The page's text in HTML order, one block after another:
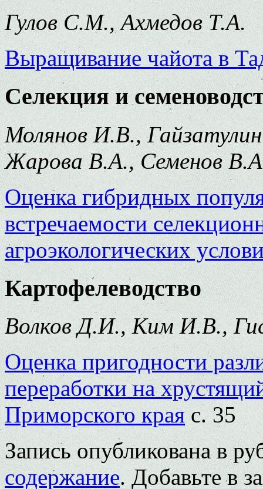
Гулов С.М., Ахмедов Т.А.
Выращивание чайота в
Селекция и
Молянов И.В.,
Жарова В.А., Семенов
Оценка гибридных
встречаемости
агроэкологических
Картофелеводство
Волков Д.И., Ким И.В.,
Оценка пригодности
переработки на
Приморского краяс. 35
Запись опубликована в
содержание. Добавьте в